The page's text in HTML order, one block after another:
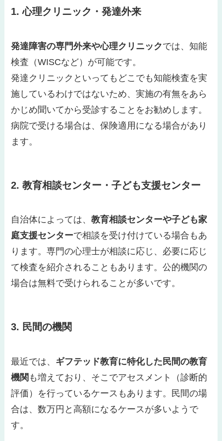
1. 心理クリニック・発達外来
発達障害の専門外来や心理クリニックでは、知能
検査（WISCなど）が可能です。
発達クリニックといってもどこでも知能検査を実
施しているわけではないため、実施の有無をあら
かじめ聞いてから受診することをお勧めします。
病院で受ける場合は、保険適用になる場合があり
ます。
2. 教育相談センター・子ども支援センター
自治体によっては、教育相談センターや子ども家
庭支援センターで相談を受け付けている場合もあ
ります。専門の心理士が相談に応じ、必要に応じ
て検査を紹介されることもあります。公的機関の
場合は無料で受けられることが多いです。
3. 民間の機関
最近では、 ギフテッド教育に特化した民間の教育
機関 も増えており、そこでアセスメント（診断的
評価）を行っているケースもあります。民間の場
合は、数万円と高額になるケースが多いようで
す。